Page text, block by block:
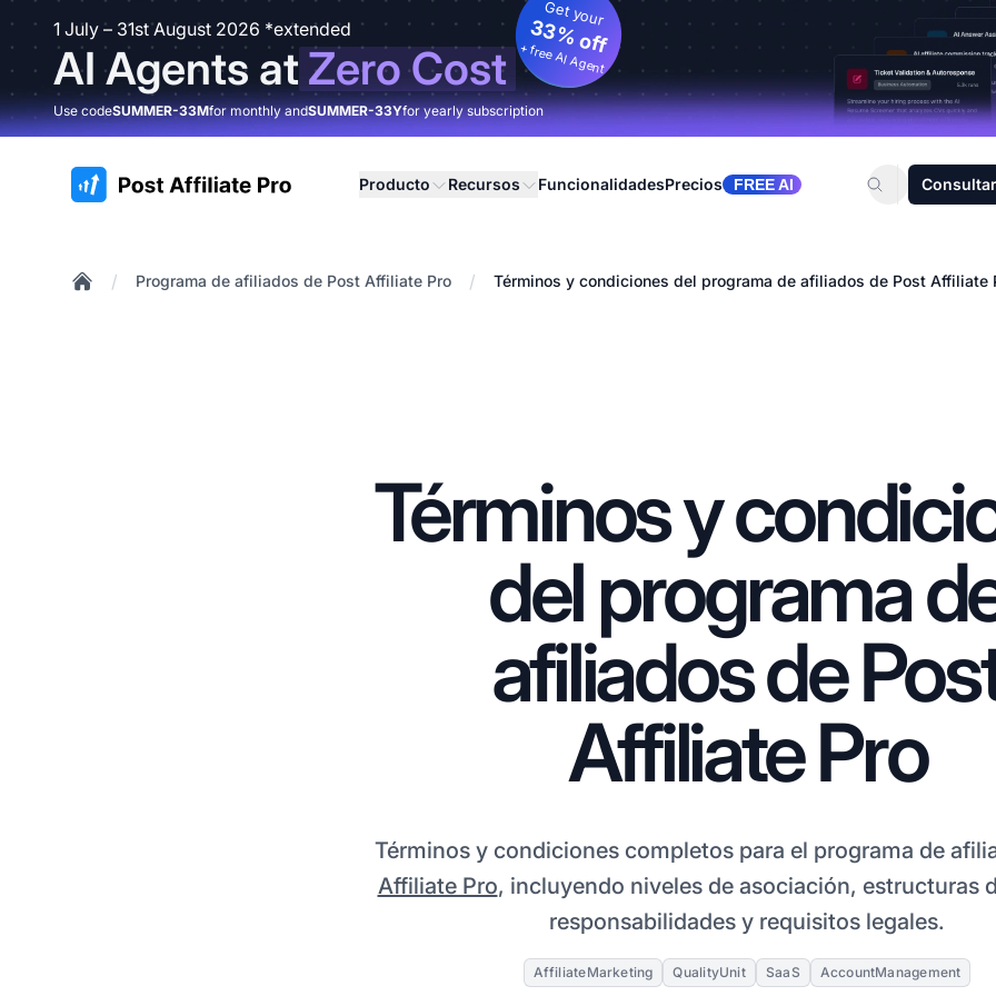
1 July – 31st August 2026 *extended
AI Agents atZero Cost
Get your
33% off
+ free AI Agent
Use codeSUMMER-33Mfor monthly andSUMMER-33Yfor yearly subscription
:site.title Producto Recursos FuncionalidadesPrecios FREE AI
/ Programa de afiliados de Post Affiliate Pro / Términos y condiciones del programa de afiliados de Post Affiliate
Términos y
del programa
afiliados de
Affiliate Pro
Términos y condiciones completos para el programa de
Affiliate Pro, incluyendo niveles de asociación, estructuras
responsabilidades y requisitos legales.
AffiliateMarketing QualityUnit SaaS AccountManagement